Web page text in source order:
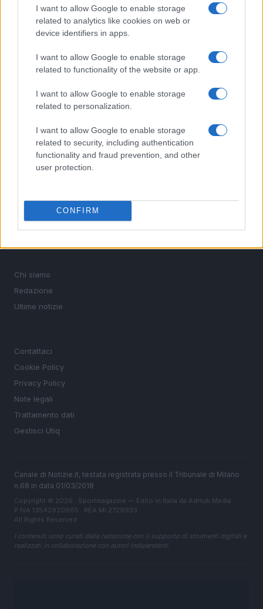
I want to allow Google to enable storage
related to analytics like cookies on web or
device identifiers in apps.
I want to allow Google to enable storage
related to functionality of the website or app.
I want to allow Google to enable storage
related to personalization.
I want to allow Google to enable storage
related to security, including authentication
functionality and fraud prevention, and other
user protection.
CONFIRM
Sportmagazine: notizie, approfondimenti e classifiche su
calcio, basket, tennis, ciclismo, motori, Formula 1,
MotoGP e Olimpiadi. Le ultime news dalle competizioni
nazionali e internazionali, gli highlight delle partite, le
interviste ai protagonisti e i risultati in tempo reale di tutte
le discipline che fanno emozionare gli appassionati di
SEZIONI
Calcio
Tennis
Altri sport
Chi siamo
Redazione
Ultime notizie
Contattaci
Cookie Policy
Privacy Policy
Note legali
Trattamento dati
Gestisci Utiq
Canale di Notizie.it, testata registrata presso il Tribunale di Milano
n.68 in data 01/03/2018
Copyright © 2026 · Sportmagazine — Edito in Italia da AdHub Media
P.IVA 13542920965 · REA MI 2729933
All Rights Reserved
I contenuti sono curati dalla redazione con il supporto di strumenti digitali e
realizzati in collaborazione con autori indipendenti.